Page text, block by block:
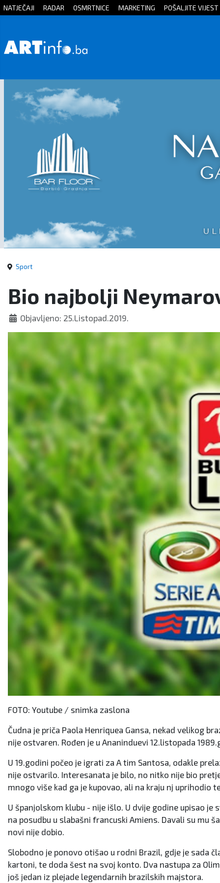
Početna
Sport
Kultura
Crna
kronika
Politika
NATJEČAJI RADAR OSMRTNICE MARKETING POŠALJITE VIJEST
Sport
Bio najbolji
Objavljeno: 25.Listopad.2019.
FOTO: Youtube / snimka zaslona
Čudna je priča Paola Henriquea Gansa, nekad velikog
nije ostvaren. Rođen je u Ananinduevi 12.listopada
U 19.godini počeo je igrati za A tim Santosa, odakle
nije ostvarilo. Interesanata je bilo, no nitko nije bio
mnogo više kad ga je kupovao, ali na kraju nj uprihodio
U španjolskom klubu - nije išlo. U dvije godine upisao je
na posudbu u slabašni francuski Amiens. Davali su mu
novi nije dobio.
Slobodno je ponovo otišao u rodni Brazil, gdje je sada
kartoni, te doda šest na svoj konto. Dva nastupa za
još jedan iz plejade legendarnih brazilskih majstora.